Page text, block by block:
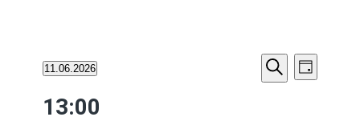
Veranstaltungen
für
Suche
Suche
Tag
11.06.2026
wählen.
13:00